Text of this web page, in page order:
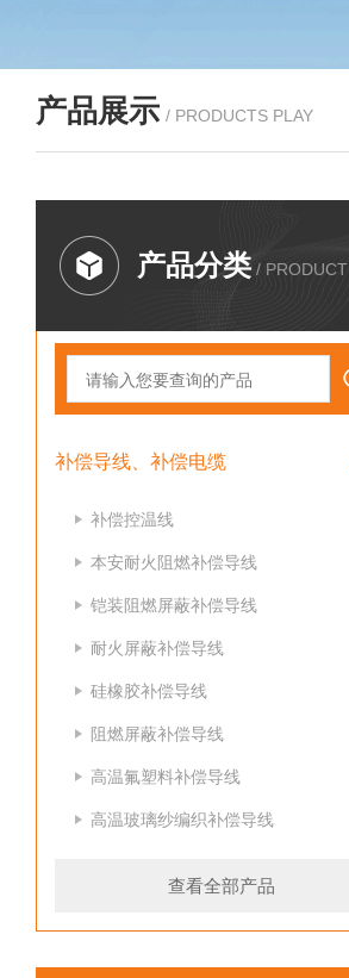
产品展示 / PRODUCTS PLAY
产品分类 / PRODUCT
补偿导线、补偿电缆
补偿控温线
本安耐火阻燃补偿导线
铠装阻燃屏蔽补偿导线
耐火屏蔽补偿导线
硅橡胶补偿导线
阻燃屏蔽补偿导线
高温氟塑料补偿导线
高温玻璃纱编织补偿导线
查看全部产品